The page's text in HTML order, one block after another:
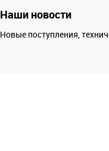
В избранное
Наши новости
Новые поступления,